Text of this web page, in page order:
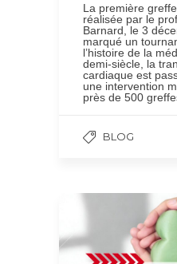
La première
réalisée par le
Barnard, le 3
marqué un
l’histoire de la
demi-siècle, la
cardiaque est
une intervention
près de 500
BLOG